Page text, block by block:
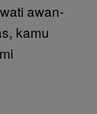
awan-
kamu